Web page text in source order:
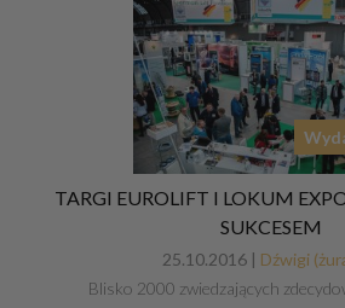
TARGI EUROLIFT I LOKUM
SUKCESEM
25.10.2016 | Dźwigi
Blisko 2000 zwiedzających